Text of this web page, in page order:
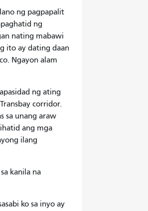
ng pagpapalit
ng
nating mabawi
ito ay dating daan
Ngayon alam
ng ating
corridor.
sa unang araw
ang mga
ilang
kanila na
ko sa inyo ay